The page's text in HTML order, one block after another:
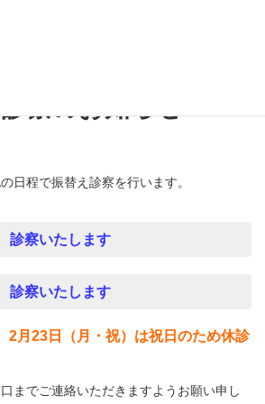
日程で振替え診察を行います。
察いたします
察いたします
2月23日（月・祝）は祝日のため休診
までご連絡いただきますようお願い申し